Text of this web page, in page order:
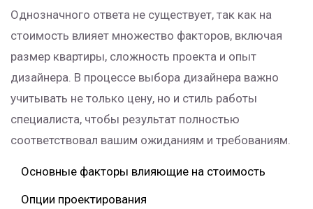
Однозначного ответа не существует, так как на
стоимость влияет множество факторов, включая
размер квартиры, сложность проекта и опыт
дизайнера. В процессе выбора дизайнера важно
учитывать не только цену, но и стиль работы
специалиста, чтобы результат полностью
соответствовал вашим ожиданиям и требованиям.
Основные факторы влияющие на стоимость
Опции проектирования